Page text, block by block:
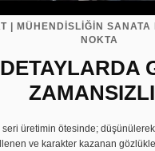
| MÜHENDİSLİĞİN SANATA
NOKTA
DETAYLARDA
seri üretimin ötesinde;
ve karakter kazanan